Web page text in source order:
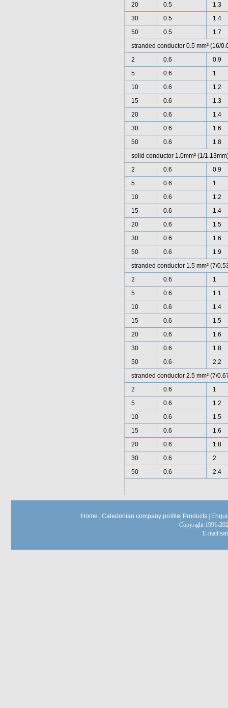
20 0.5
1.3
30
0.5
1.4
50
0.5
1.7
stranded conductor 0.5 mm² (16/
2
0.6
0.9
5
0.6
1
10
0.6
1.2
15
0.6
1.3
20
0.6
1.4
30
0.6
1.6
50
0.6
1.8
solid conductor 1.0mm² (1/
2
0.6
0.9
5
0.6
1
10
0.6
1.2
15
0.6
1.4
20
0.6
1.5
30
0.6
1.6
50
0.6
1.9
stranded conductor 1.5 mm² (7/
2
0.6
1
5
0.6
1.1
10
0.6
1.4
15
0.6
1.5
20
0.6
1.6
30
0.6
1.8
50
0.6
2.2
stranded conductor 2.5 mm² (7/
2
0.6
1
5
0.6
1.2
10
0.6
1.5
15
0.6
1.6
20
0.6
1.8
30
0.6
2
50
0.6 2.4
Home Caledonian company profile Products
Copyright 1991-
E-mail: